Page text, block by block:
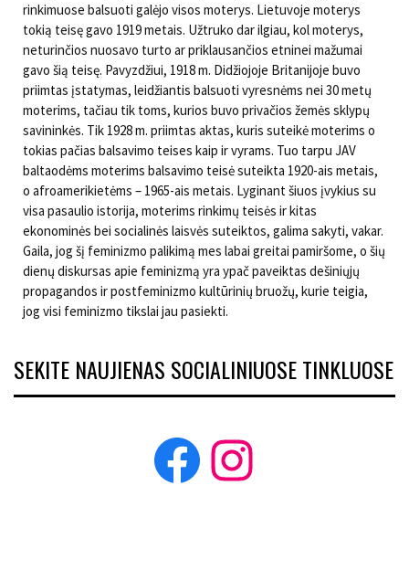
rinkimuose balsuoti galėjo visos moterys. Lietuvoje moterys
tokią teisę gavo 1919 metais. Užtruko dar ilgiau, kol moterys,
neturinčios nuosavo turto ar priklausančios etninei mažumai
gavo šią teisę. Pavyzdžiui, 1918 m. Didžiojoje Britanijoje buvo
priimtas įstatymas, leidžiantis balsuoti vyresnėms nei 30 metų
moterims, tačiau tik toms, kurios buvo privačios žemės sklypų
savininkės. Tik 1928 m. priimtas aktas, kuris suteikė moterims o
tokias pačias balsavimo teises kaip ir vyrams. Tuo tarpu JAV
baltaodėms moterims balsavimo teisė suteikta 1920-ais metais,
o afroamerikietėms – 1965-ais metais. Lyginant šiuos įvykius su
visa pasaulio istorija, moterims rinkimų teisės ir kitas
ekonominės bei socialinės laisvės suteiktos, galima sakyti, vakar.
Gaila, jog šį feminizmo palikimą mes labai greitai pamiršome, o šių
dienų diskursas apie feminizmą yra ypač paveiktas dešiniųjų
propagandos ir postfeminizmo kultūrinių bruožų, kurie teigia,
jog visi feminizmo tikslai jau pasiekti.
SEKITE NAUJIENAS SOCIALINIUOSE TINKLUOSE
Facebook
Instagram